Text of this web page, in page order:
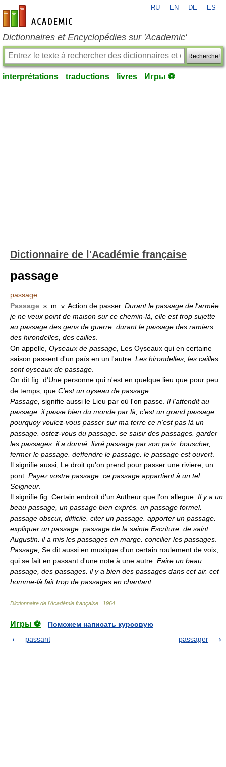
fr-academic.com
RU EN DE ES
Dictionnaires et Encyclopédies sur 'Academic'
Recherche!
interprétations traductions livres Игры ⚽
Dictionnaire de l'Académie française
passage
passage
Passage . s. m. v. Action de passer. Durant le passage de l'armée.
je ne veux point de maison sur ce chemin-là, elle est trop sujette
au passage des gens de guerre. durant le passage des ramiers.
des hirondelles, des cailles
On appelle, Oyseaux de passage, Les Oyseaux qui en certaine
saison passent d'un païs en un l'autre. Les hirondelles, les cailles
sont oyseaux de passage
On dit fig. d'Une personne qui n'est en quelque lieu que pour peu
de temps, que C'est un oyseau de passage
Passage, signifie aussi le Lieu par où l'on passe. Il l'attendit au
passage. il passe bien du monde par là, c'est un grand passage.
pourquoy voulez-vous passer sur ma terre ce n'est pas là un
passage. ostez-vous du passage. se saisir des passages. garder
les passages. il a donné, livré passage par son païs. bouscher,
fermer le passage. deffendre le passage. le passage est ouvert.
Il signifie aussi, Le droit qu'on prend pour passer une riviere, un
pont. Payez vostre passage. ce passage appartient à un tel
Seigneur
Il signifie fig. Certain endroit d'un Autheur que l'on allegue. Il y a un
beau passage, un passage bien exprés. un passage formel.
passage obscur, difficile. citer un passage. apporter un passage.
expliquer un passage. passage de la sainte Escriture, de saint
Augustin. il a mis les passages en marge. concilier les passages
Passage, Se dit aussi en musique d'un certain roulement de voix,
qui se fait en passant d'une note à une autre. Faire un beau
passage, des passages. il y a bien des passages dans cet air. cet
homme-là fait trop de passages en chantant.
Dictionnaire de l'Académie française 1964
Игры ⚽
Поможем написать курсовую
passant
passager